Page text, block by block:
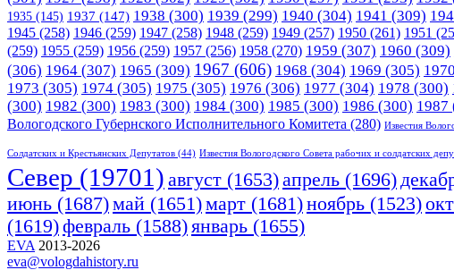
1935 (145) 1937 (147) 1938 (300) 1939 (299) 1940 (304) 1941 (309)
1945 (258) 1946 (259) 1947 (258) 1948 (259) 1949 (257) 1950 (261) 1951
(259) 1955 (259) 1956 (259) 1957 (256) 1958 (270) 1959 (307) 1960 (309)
(306) 1964 (307) 1965 (309) 1967 (606) 1968 (304) 1969 (305) 1970
1973 (305) 1974 (305) 1975 (305) 1976 (306) 1977 (304) 1978 (300)
(300) 1982 (300) 1983 (300) 1984 (300) 1985 (300) 1986 (300) 1987
Вологодского Губернского Исполнительного Комитета (280) Известия
Солдатских и Крестьянских Депутатов (44) Известия Вологодского Совета рабочих и солдатских
Cевер (19701) август (1653)апрель (1696)
июнь (1687)май (1651)март (1681)ноябрь (1523)
(1619)февраль (1588)январь (1655)
EVA 2013-2026
eva@vologdahistory.ru